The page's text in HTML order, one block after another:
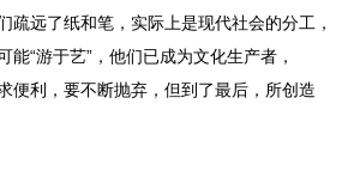
远了纸和笔，实际上是现代社会的分工，
“游于艺”，他们已成为文化生产者，
便利，要不断抛弃，但到了最后，所创造